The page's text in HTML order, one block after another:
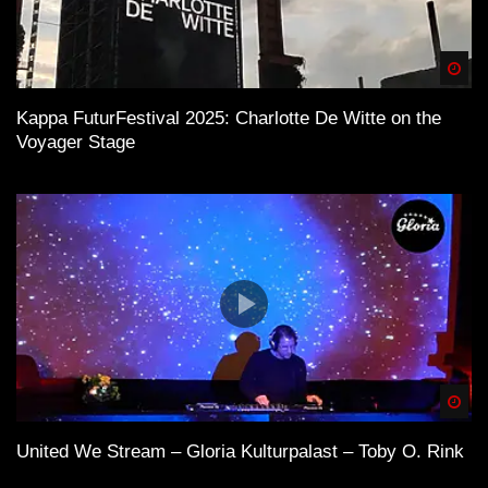
Kappa FuturFestival 2025: Charlotte De Witte on the
Voyager Stage
United We Stream – Gloria Kulturpalast – Toby O. Rink